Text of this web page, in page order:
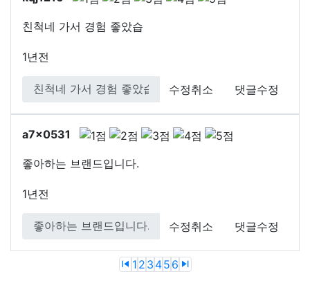
친척네 가서 경험 좋았습
1년전
수정취소 댓글수정
a7x0531
좋아하는 브랜드입니다.
1년전
수정취소 댓글수정
Previous
1 2 3 45 6